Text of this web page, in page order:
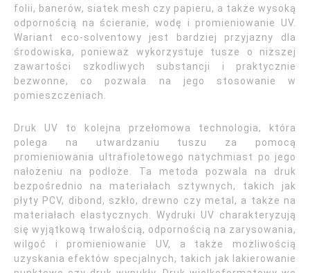
folii, banerów, siatek mesh czy papieru, a także wysoką
odpornością na ścieranie, wodę i promieniowanie UV.
Wariant eco-solventowy jest bardziej przyjazny dla
środowiska, ponieważ wykorzystuje tusze o niższej
zawartości szkodliwych substancji i praktycznie
bezwonne, co pozwala na jego stosowanie w
pomieszczeniach.
Druk UV to kolejna przełomowa technologia, która
polega na utwardzaniu tuszu za pomocą
promieniowania ultrafioletowego natychmiast po jego
nałożeniu na podłoże. Ta metoda pozwala na druk
bezpośrednio na materiałach sztywnych, takich jak
płyty PCV, dibond, szkło, drewno czy metal, a także na
materiałach elastycznych. Wydruki UV charakteryzują
się wyjątkową trwałością, odpornością na zarysowania,
wilgoć i promieniowanie UV, a także możliwością
uzyskania efektów specjalnych, takich jak lakierowanie